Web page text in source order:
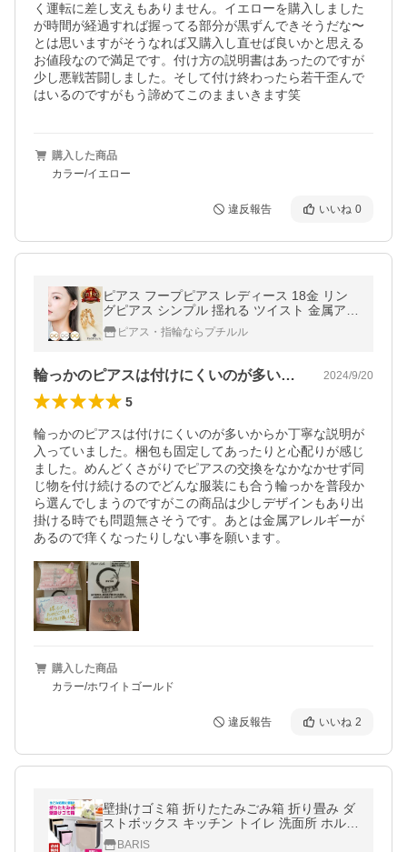
く運転に差し支えもありません。イエローを購入しました
が時間が経過すれば握ってる部分が黒ずんできそうだな〜
とは思いますがそうなれば又購入し直せば良いかと思える
お値段なので満足です。付け方の説明書はあったのですが
少し悪戦苦闘しました。そして付け終わったら若干歪んで
はいるのですがもう諦めてこのままいきます笑
購入した商品
カラー/イエロー
違反報告 いいね 0
ピアス フープピアス レディース 18金 リン
グピアス シンプル 揺れる ツイスト 金属アレ
ルギー対応 誕生日 プレゼント 女性 ギフト
ピアス・指輪ならプチルル
輪っかのピアスは付けにくいのが多いから… 2024/9/20
5
輪っかのピアスは付けにくいのが多いからか丁寧な説明が
入っていました。梱包も固定してあったりと心配りが感じ
ました。めんどくさがりでピアスの交換をなかなかせず同
じ物を付け続けるのでどんな服装にも合う輪っかを普段か
ら選んでしまうのですがこの商品は少しデザインもあり出
掛ける時でも問題無さそうです。あとは金属アレルギーが
あるので痒くなったりしない事を願います。
購入した商品
カラー/ホワイトゴールド
違反報告 いいね 2
壁掛けゴミ箱 折りたたみごみ箱 折り畳み ダ
ストボックス キッチン トイレ 洗面所 ホルダ
ー付き ぶら下げ 捨てやすい こぼれにくい 生
BARIS